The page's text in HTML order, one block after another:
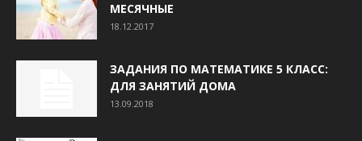
МЕСЯЧНЫЕ
18.12.2017
ЗАДАНИЯ ПО МАТЕМАТИКЕ 5 КЛАСС:
ДЛЯ ЗАНЯТИЙ ДОМА
13.09.2018